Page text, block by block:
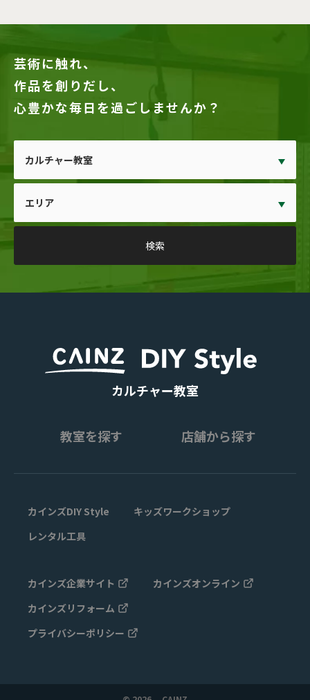
芸術に触れ、
作品を創りだし、
心豊かな毎日を過ごしませんか？
カルチャー教室
教室を探す 店舗から探す
カインズDIY Style
キッズワークショップ
レンタル工具
カインズ企業サイト
カインズオンライン
カインズリフォーム
プライバシーポリシー